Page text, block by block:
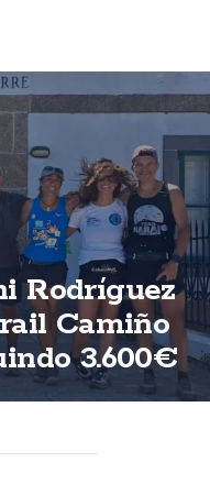
Rodríguez
Camiño
3.600€